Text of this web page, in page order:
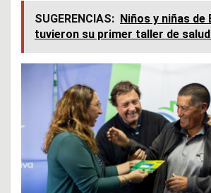
SUGERENCIAS: Niños y niñas de
tuvieron su primer taller de salud